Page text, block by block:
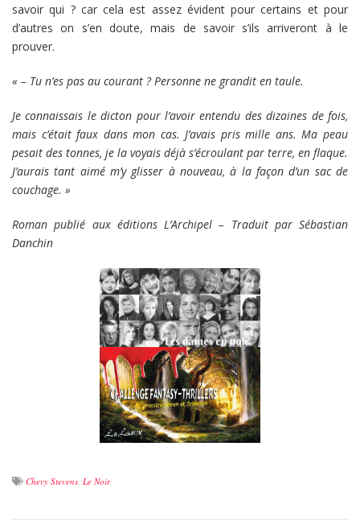
savoir qui ? car cela est assez évident pour certains et pour
d’autres on s’en doute, mais de savoir s’ils arriveront à le
prouver.
« – Tu n’es pas au courant ? Personne ne grandit en taule.
Je connaissais le dicton pour l’avoir entendu des dizaines de fois,
mais c’était faux dans mon cas. J’avais pris mille ans. Ma peau
pesait des tonnes, je la voyais déjà s’écroulant par terre, en flaque.
J’aurais tant aimé m’y glisser à nouveau, à la façon d’un sac de
couchage. »
Roman publié aux éditions L’Archipel – Traduit par Sébastian
Danchin
Chevy Stevens, Le Noir